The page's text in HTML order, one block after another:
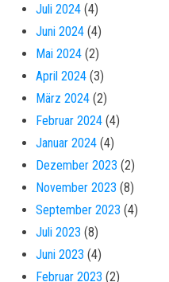
Juli 2024 (4)
Juni 2024 (4)
Mai 2024 (2)
April 2024 (3)
März 2024 (2)
Februar 2024 (4)
Januar 2024 (4)
Dezember 2023 (2)
November 2023 (8)
September 2023 (4)
Juli 2023 (8)
Juni 2023 (4)
Februar 2023 (2)